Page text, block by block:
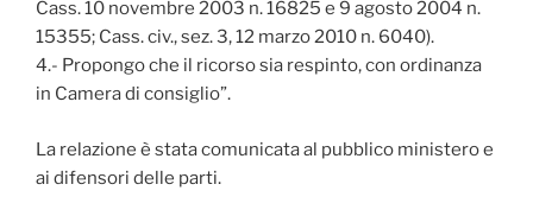
Cass. 10 novembre 2003 n. 16825 e 9 agosto 2004 n.
15355; Cass. civ., sez. 3, 12 marzo 2010 n. 6040).
4.- Propongo che il ricorso sia respinto, con ordinanza
in Camera di consiglio”.
La relazione è stata comunicata al pubblico ministero e
ai difensori delle parti.